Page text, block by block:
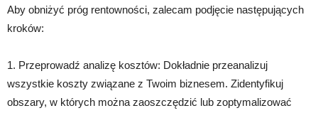
Aby obniżyć próg rentowności, zalecam podjęcie następujących
kroków:
1. Przeprowadź analizę kosztów: Dokładnie przeanalizuj
wszystkie koszty związane z Twoim biznesem. Zidentyfikuj
obszary, w których można zaoszczędzić lub zoptymalizować